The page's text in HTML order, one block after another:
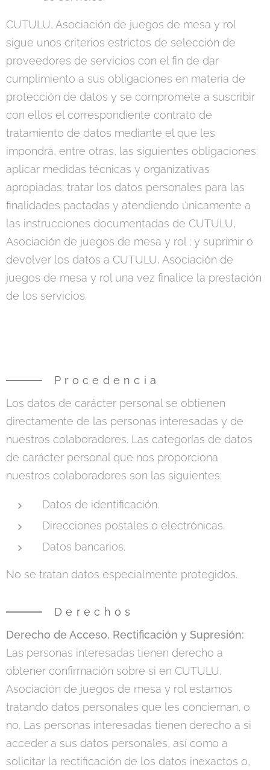
CUTULU, Asociación de juegos de mesa y rol
sigue unos criterios estrictos de selección de
proveedores de servicios con el fin de dar
cumplimiento a sus obligaciones en materia de
protección de datos y se compromete a suscribir
con ellos el correspondiente contrato de
tratamiento de datos mediante el que les
impondrá, entre otras, las siguientes obligaciones:
aplicar medidas técnicas y organizativas
apropiadas; tratar los datos personales para las
finalidades pactadas y atendiendo únicamente a
las instrucciones documentadas de CUTULU,
Asociación de juegos de mesa y rol ; y suprimir o
devolver los datos a CUTULU, Asociación de
juegos de mesa y rol una vez finalice la prestación
de los servicios.
Procedencia
Los datos de carácter personal se obtienen
directamente de las personas interesadas y de
nuestros colaboradores. Las categorías de datos
de carácter personal que nos proporciona
nuestros colaboradores son las siguientes:
Datos de identificación.
Direcciones postales o electrónicas.
Datos bancarios.
No se tratan datos especialmente protegidos.
Derechos
Derecho de Acceso, Rectificación y Supresión:
Las personas interesadas tienen derecho a
obtener confirmación sobre si en CUTULU,
Asociación de juegos de mesa y rol estamos
tratando datos personales que les conciernan, o
no. Las personas interesadas tienen derecho a si
acceder a sus datos personales, así como a
solicitar la rectificación de los datos inexactos o,